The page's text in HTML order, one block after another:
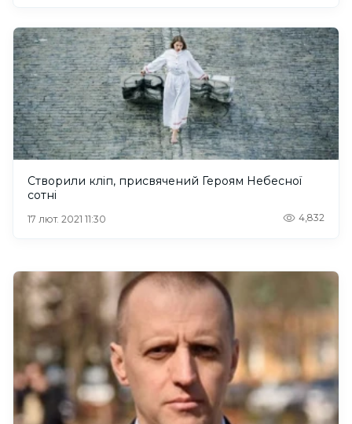
Створили кліп, присвячений Героям Небесної
сотні
17 лют. 2021 11:30 4,832